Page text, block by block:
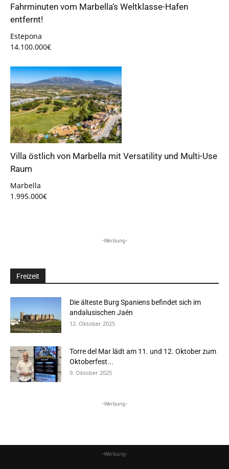
Fahrminuten vom Marbella‘s Weltklasse-Hafen
entfernt!
Estepona
14.100.000€
Villa östlich von Marbella mit Versatility und Multi-Use
Raum
Marbella
1.995.000€
-Werbung-
Freizeit
Die älteste Burg Spaniens befindet sich im
andalusischen Jaén
12. Oktober 2025
Torre del Mar lädt am 11. und 12. Oktober zum
Oktoberfest...
9. Oktober 2025
-Werbung-
-Werbung-